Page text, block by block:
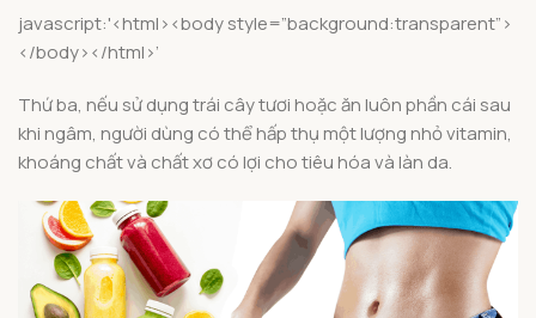
javascript:'<html><body style=”background:transparent”>
</body></html>’
Thứ ba, nếu sử dụng trái cây tươi hoặc ăn luôn phần cái sau
khi ngâm, người dùng có thể hấp thụ một lượng nhỏ vitamin,
khoáng chất và chất xơ có lợi cho tiêu hóa và làn da.